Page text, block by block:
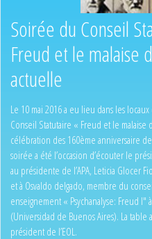
Soirée du Conseil
Freud et le malaise
actuelle
Le 10 mai 2016 a eu lieu dans les
Conseil Statutaire « Freud et le malaise
célébration des 160ème anniversaire
soirée a été l’occasion d’écouter le
au présidente de l’APA, Leticia Glocer
et à Osvaldo delgado, membre du
enseignement « Psychanalyse: Freud I"
(Universidad de Buenos Aires). La
président de l’EOL.